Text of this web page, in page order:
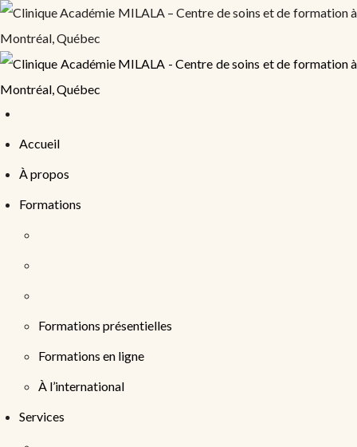
Accueil
À propos
Formations
Formations présentielles
Formations en ligne
À l’international
Services